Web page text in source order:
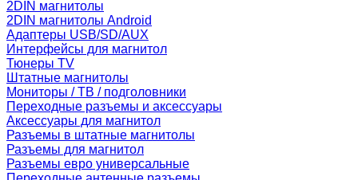
2DIN магнитолы
2DIN магнитолы Android
Адаптеры USB/SD/AUX
Интерфейсы для магнитол
Тюнеры TV
Штатные магнитолы
Мониторы / ТВ / подголовники
Переходные разъемы и аксессуары
Аксессуары для магнитол
Разъемы в штатные магнитолы
Разъемы для магнитол
Разъемы евро универсальные